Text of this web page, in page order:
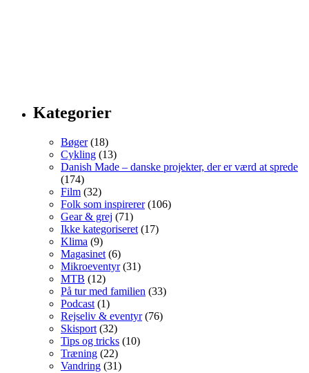
Kategorier
Bøger(18)
Cykling (13)
Danish Made – danske projekter, der er værd at sprede
(174)
Film (32)
Folk som inspirerer(106)
Gear & grej (71)
Ikke kategoriseret (17)
Klima (9)
Magasinet (6)
Mikroeventyr(31)
MTB (12)
På tur med familien (33)
Podcast (1)
Rejseliv & eventyr(76)
Skisport (32)
Tips og tricks (10)
Træning (22)
Vandring (31)